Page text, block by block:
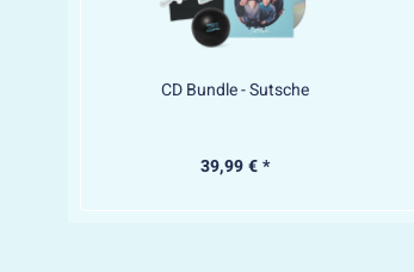
CD Bundle - Sutsche
39,99 € *